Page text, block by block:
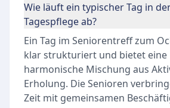
Wie läuft ein typischer Tag in
Tagespflege ab?
Ein Tag im Seniorentreff zum
klar strukturiert und bietet eine
harmonische Mischung aus
Erholung. Die Senioren
Zeit mit gemeinsamen